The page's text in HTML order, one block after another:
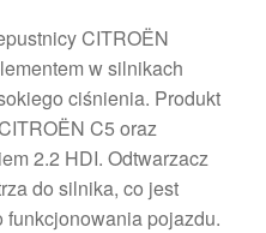
CITROËN
w silnikach
ciśnienia. Produkt
C5 oraz
2.2 HDI. Odtwarzacz
do silnika, co jest
funkcjonowania pojazdu.